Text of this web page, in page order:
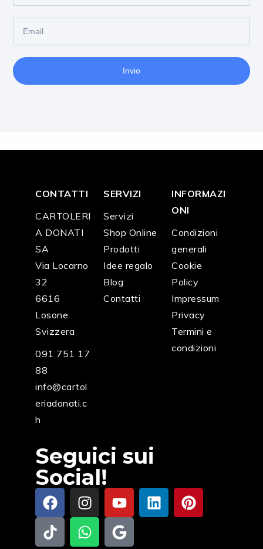
Invio
CONTATTI
CARTOLERI
A DONATI
SA
Via Locarno
32
6616
Losone
Svizzera
091 751 17
88
info@cartol
eriadonati.c
h
SERVIZI
Servizi
Shop Online
Prodotti
Idee regalo
Blog
Contatti
INFORMAZI
ONI
Condizioni
generali
Cookie
Policy
Impressum
Privacy
Termini e
condizioni
Seguici sui
Social!